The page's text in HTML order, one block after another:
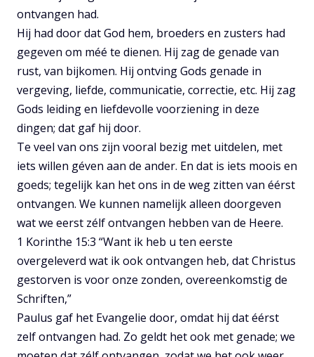
ontvangen had.
Hij had door dat God hem, broeders en zusters had
gegeven om méé te dienen. Hij zag de genade van
rust, van bijkomen. Hij ontving Gods genade in
vergeving, liefde, communicatie, correctie, etc. Hij zag
Gods leiding en liefdevolle voorziening in deze
dingen; dat gaf hij door.
Te veel van ons zijn vooral bezig met uitdelen, met
iets willen géven aan de ander. En dat is iets moois en
goeds; tegelijk kan het ons in de weg zitten van éérst
ontvangen. We kunnen namelijk alleen doorgeven
wat we eerst zélf ontvangen hebben van de Heere.
1 Korinthe 15:3 “Want ik heb u ten eerste
overgeleverd wat ik ook ontvangen heb, dat Christus
gestorven is voor onze zonden, overeenkomstig de
Schriften,”
Paulus gaf het Evangelie door, omdat hij dat éérst
zelf ontvangen had. Zo geldt het ook met genade; we